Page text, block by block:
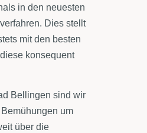
in den neuesten
Dies stellt
mit den besten
konsequent
Bellingen sind wir
um
über die